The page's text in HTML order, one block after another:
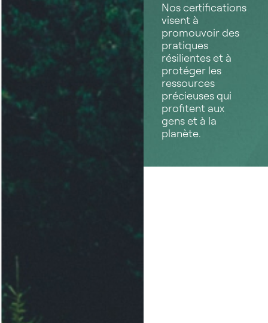
Nos certifications
visent à
promouvoir des
pratiques
résilientes et à
protéger les
ressources
précieuses qui
profitent aux
gens et à la
planète.